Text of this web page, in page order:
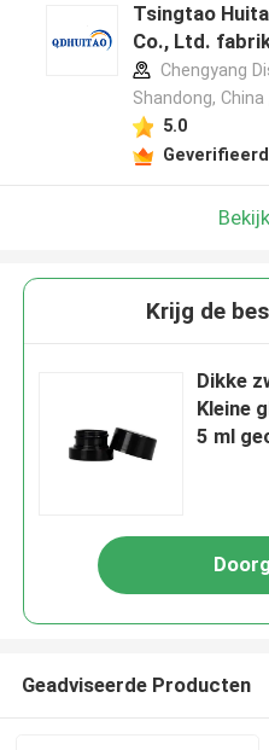
Tsingtao
Co., Ltd.
Chengyang
Shandong, China
5.0
Krijg de
Dikke
Kleine
5 ml
Geadviseerde Producten